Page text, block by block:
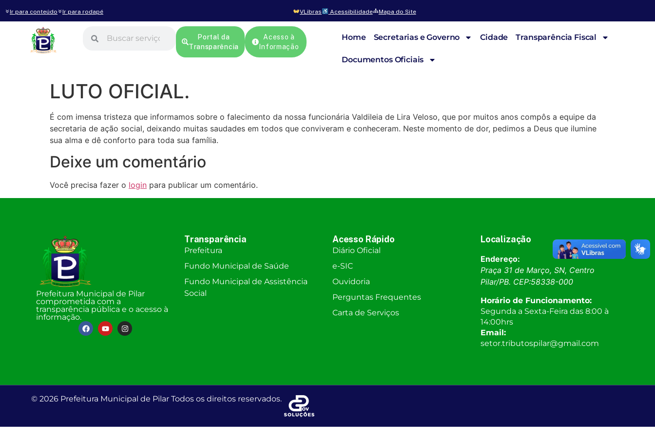
Ir para conteúdo Ir para rodapé VLibras Acessibilidade Mapa do Site
Portal da
Transparência
Acesso à
Informação
Home Secretarias e Governo Cidade Transparência Fiscal
Documentos Oficiais
LUTO OFICIAL.
É com imensa tristeza que informamos sobre o falecimento da nossa funcionária Valdileia de Lira Veloso, que por muitos anos compôs a equipe da
secretaria de ação social, deixando muitas saudades em todos que conviveram e conheceram. Neste momento de dor, pedimos a Deus que ilumine
sua alma e dê conforto para toda sua família.
Deixe um comentário
Você precisa fazer o login para publicar um comentário.
Prefeitura Municipal de Pilar
comprometida com a
transparência pública e o acesso à
informação.
Transparência
Prefeitura
Fundo Municipal de Saúde
Fundo Municipal de Assistência
Social
Acesso Rápido
Diário Oficial
e-SIC
Ouvidoria
Perguntas Frequentes
Carta de Serviços
Localização
Endereço:
Praça 31 de Março, SN, Centro
Pilar/PB. CEP:58338-000
Horário de Funcionamento:
Segunda a Sexta-Feira das 8:00 à
14:00hrs
Email:
setor.tributospilar@gmail.com
© 2026 Prefeitura Municipal de Pilar Todos os direitos reservados.